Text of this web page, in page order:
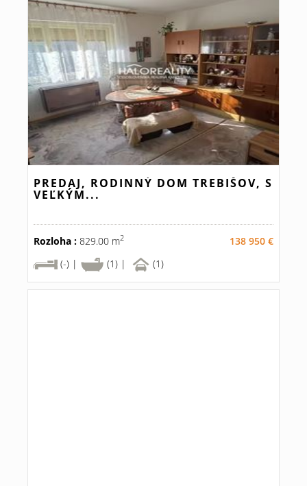
PREDAJ, RODINNÝ DOM TREBIŠOV, S
VEĽKÝM...
Rozloha : 829.00 m2
138 950 €
(-) |
(1) | (1)